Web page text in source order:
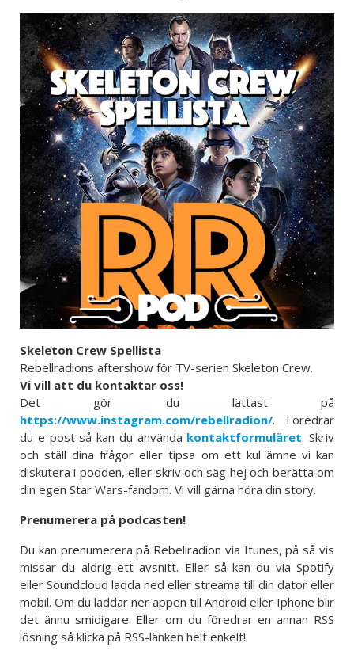
Skeleton Crew Spellista
Rebellradions aftershow för TV-serien Skeleton Crew.
Vi vill att du kontaktar oss!
Det gör du lättast på
https://www.instagram.com/rebellradion/. Föredrar
du e-post så kan du använda kontaktformuläret. Skriv
och ställ dina frågor eller tipsa om ett kul ämne vi kan
diskutera i podden, eller skriv och säg hej och berätta om
din egen Star Wars-fandom. Vi vill gärna höra din story.
Prenumerera på podcasten!
Du kan prenumerera på Rebellradion via Itunes, på så vis
missar du aldrig ett avsnitt. Eller så kan du via Spotify
eller Soundcloud ladda ned eller streama till din dator eller
mobil. Om du laddar ner appen till Android eller Iphone blir
det ännu smidigare. Eller om du föredrar en annan RSS
lösning så klicka på RSS-länken helt enkelt!